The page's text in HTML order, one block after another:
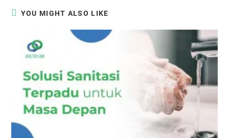
YOU MIGHT ALSO LIKE